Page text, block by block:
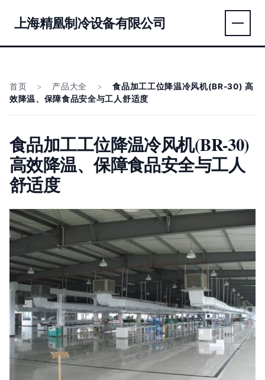
上海精凰制冷设备有限公司
首页 > 产品大全 >
食品加工工位降温冷风机(BR-30) 高
效降温、保障食品安全与工人舒适度
食品加工工位降温冷风机(BR-30)
高效降温、保障食品安全与工人
舒适度